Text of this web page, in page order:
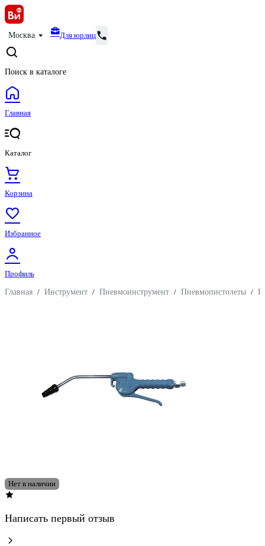
Москва Для юрлиц
Поиск в каталоге
Главная
Каталог
Корзина
Избранное
Профиль
Главная / Инструмент / Пневмоинструмент / Пневмопистолеты /
Нет в наличии
Написать первый отзыв